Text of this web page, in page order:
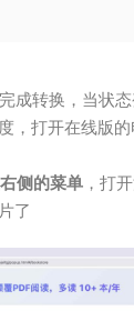
成转换，当状
，打开在线版的
侧的菜单 ，打
了